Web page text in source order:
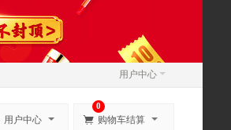
用户中心
用户中心  购物车结算
0